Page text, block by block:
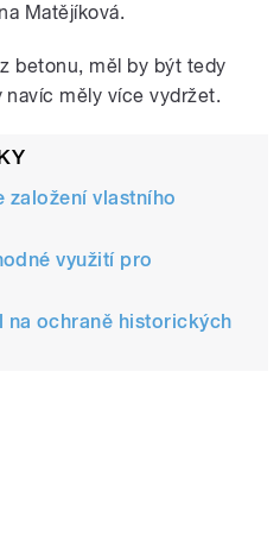
Matějíková.
betonu, měl by být tedy
navíc měly více vydržet.
založení vlastního
využití pro
na ochraně historických